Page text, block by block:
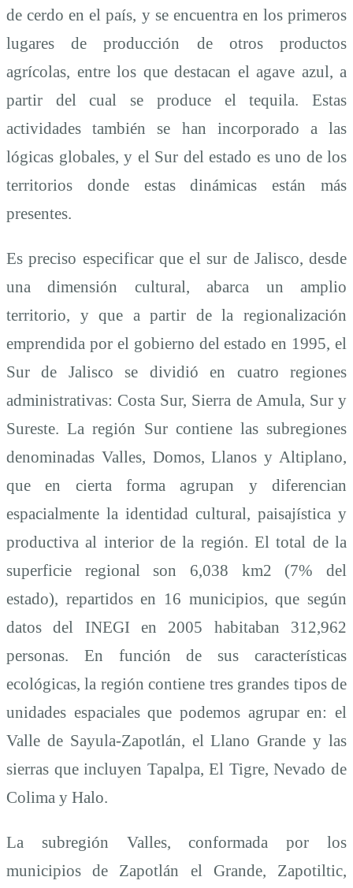
de cerdo en el país, y se encuentra en los primeros
lugares de producción de otros productos
agrícolas, entre los que destacan el agave azul, a
partir del cual se produce el tequila. Estas
actividades también se han incorporado a las
lógicas globales, y el Sur del estado es uno de los
territorios donde estas dinámicas están más
presentes.
Es preciso especificar que el sur de Jalisco, desde
una dimensión cultural, abarca un amplio
territorio, y que a partir de la regionalización
emprendida por el gobierno del estado en 1995, el
Sur de Jalisco se dividió en cuatro regiones
administrativas: Costa Sur, Sierra de Amula, Sur y
Sureste. La región Sur contiene las subregiones
denominadas Valles, Domos, Llanos y Altiplano,
que en cierta forma agrupan y diferencian
espacialmente la identidad cultural, paisajística y
productiva al interior de la región. El total de la
superficie regional son 6,038 km2 (7% del
estado), repartidos en 16 municipios, que según
datos del INEGI en 2005 habitaban 312,962
personas. En función de sus características
ecológicas, la región contiene tres grandes tipos de
unidades espaciales que podemos agrupar en: el
Valle de Sayula-Zapotlán, el Llano Grande y las
sierras que incluyen Tapalpa, El Tigre, Nevado de
Colima y Halo.
La subregión Valles, conformada por los
municipios de Zapotlán el Grande, Zapotiltic,